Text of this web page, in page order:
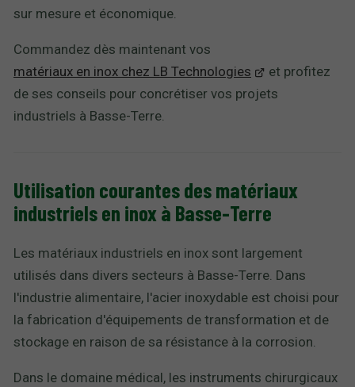
sur mesure et économique.
Commandez dès maintenant vos
matériaux en inox chez LB Technologies
et profitez
de ses conseils pour concrétiser vos projets
industriels à Basse-Terre.
Utilisation courantes des matériaux
industriels en inox à Basse-Terre
Les matériaux industriels en inox sont largement
utilisés dans divers secteurs à Basse-Terre. Dans
l'industrie alimentaire, l'acier inoxydable est choisi pour
la fabrication d'équipements de transformation et de
stockage en raison de sa résistance à la corrosion.
Dans le domaine médical, les instruments chirurgicaux